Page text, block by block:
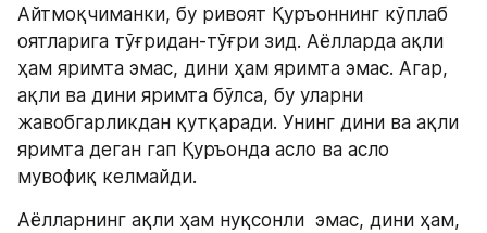
Aйтмоқчиманки, бу ривоят Қуръоннинг кўплаб
оятларига тўғридан-тўғри зид. Aёлларда ақли
ҳам яримта эмас, дини ҳам яримта эмас. Агар,
ақли ва дини яримта бўлса, бу уларни
жавобгарликдан қутқаради. Унинг дини ва ақли
яримта деган гап Қуръонда асло ва асло
мувофиқ келмайди.
Аёлларнинг ақли ҳам нуқсонли  эмас, дини ҳам,